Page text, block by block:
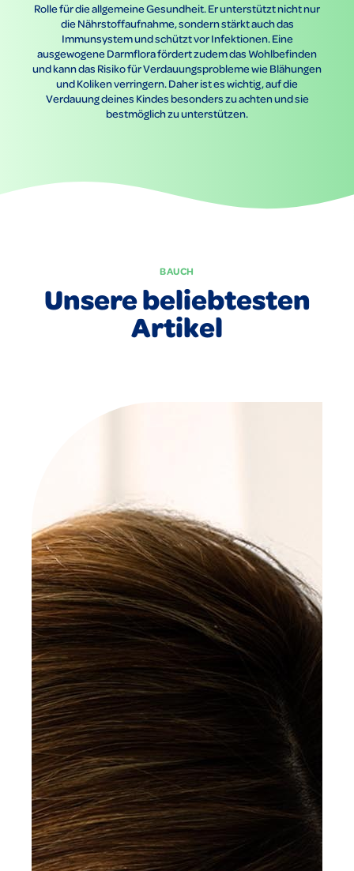
Rolle für die allgemeine Gesundheit. Er unterstützt nicht nur
die Nährstoffaufnahme, sondern stärkt auch das
Immunsystem und schützt vor Infektionen. Eine
ausgewogene Darmflora fördert zudem das Wohlbefinden
und kann das Risiko für Verdauungsprobleme wie Blähungen
und Koliken verringern. Daher ist es wichtig, auf die
Verdauung deines Kindes besonders zu achten und sie
bestmöglich zu unterstützen.
BAUCH
Unsere beliebtesten
Artikel